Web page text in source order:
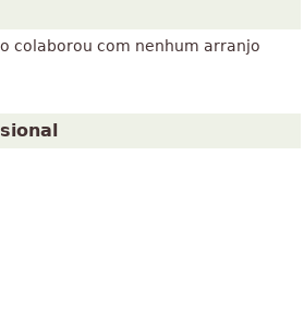
colaborou com nenhum arranjo